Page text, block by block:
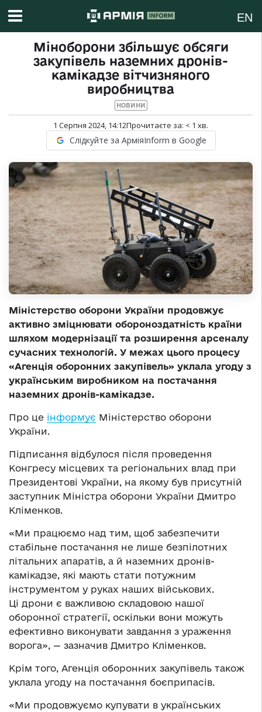
EN
Міноборони збільшує обсяги
закупівель наземних дронів-
камікадзе вітчизняного
виробництва
НОВИНИ
1 Серпня 2024, 14:12Прочитаєте за: < 1 хв.
Слідкуйте за АрміяInform в Google
Міністерство оборони України продовжує
активно зміцнювати обороноздатність країни
шляхом модернізації та розширення арсеналу
сучасних технологій. У межах цього процесу
«Агенція оборонних закупівель» уклала угоду з
українським виробником на постачання
наземних дронів-камікадзе.
Про це інформує Міністерство оборони
України.
Підписання відбулося після проведення
Конгресу місцевих та регіональних влад при
Президентові України, на якому був присутній
заступник Міністра оборони України Дмитро
Кліменков.
«Ми працюємо над тим, щоб забезпечити
стабільне постачання не лише безпілотних
літальних апаратів, а й наземних дронів-
камікадзе, які мають стати потужним
інструментом у руках наших військових.
Ці дрони є важливою складовою нашої
оборонної стратегії, оскільки вони можуть
ефективно виконувати завдання з ураження
ворога», — зазначив Дмитро Кліменков.
Крім того, Агенція оборонних закупівель також
уклала угоду на постачання боєприпасів.
«Ми продовжуємо купувати в українських